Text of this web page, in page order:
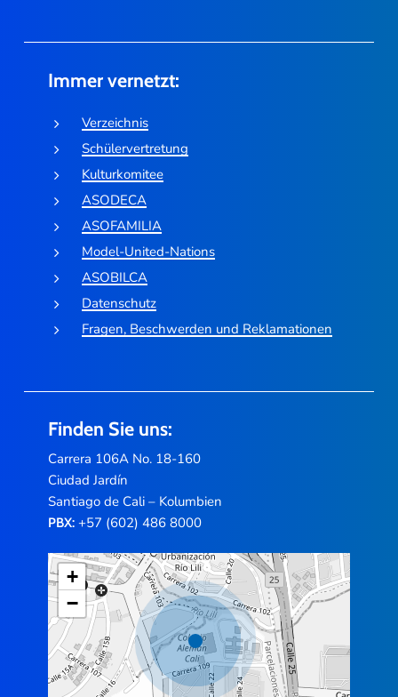
Immer vernetzt:
Verzeichnis
Schülervertretung
Kulturkomitee
ASODECA
ASOFAMILIA
Model-United-Nations
ASOBILCA
Datenschutz
Fragen, Beschwerden und Reklamationen
Finden Sie uns:
Carrera 106A No. 18-160
Ciudad Jardín
Santiago de Cali – Kolumbien
PBX:+57 (602) 486 8000
+
−